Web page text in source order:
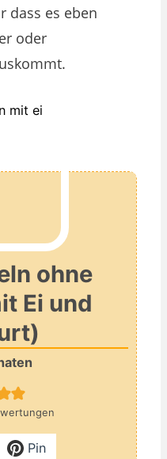
dass es eben
oder
ohne
Ei und
Pin